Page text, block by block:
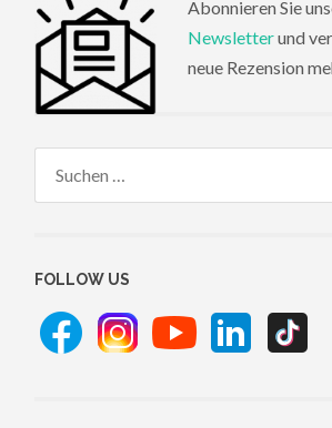
Abonnieren Sie
Newsletterund
neue Rezension
FOLLOW US